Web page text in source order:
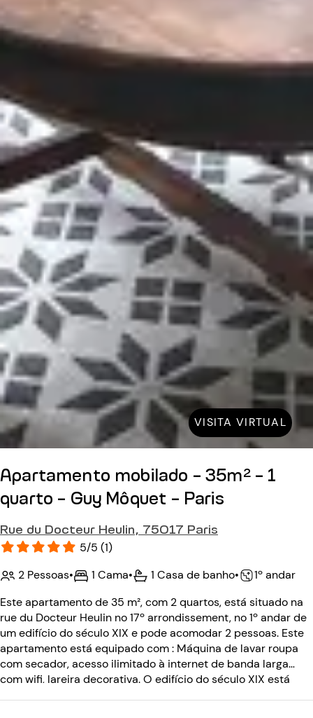
VISITA VIRTUAL
Apartamento mobilado - 35m² - 1
quarto - Guy Môquet - Paris
Rue du Docteur Heulin, 75017 Paris
5/5 (1)
2 Pessoas• 1 Cama• 1 Casa de banho•
1º andar
Este apartamento de 35 m², com 2 quartos, está situado na
rue du Docteur Heulin no 17º arrondissement, no 1º andar de
um edifício do século XIX e pode acomodar 2 pessoas. Este
apartamento está equipado com : Máquina de lavar roupa
com secador, acesso ilimitado à internet de banda larga
com wifi, lareira decorativa. O edifício do século XIX está